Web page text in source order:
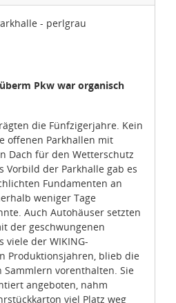
- perlgrau
Pkw war organisch
die Fünfzigerjahre. Kein
offenen Parkhallen mit
Dach für den Wetterschutz
Vorbild der Parkhalle gab es
Fundamenten an
weniger Tage
Auch Autohäuser setzten
der geschwungenen
viele der WIKING-
Produktionsjahren, blieb die
Sammlern vorenthalten. Sie
angeboten, nahm
viel Platz weg